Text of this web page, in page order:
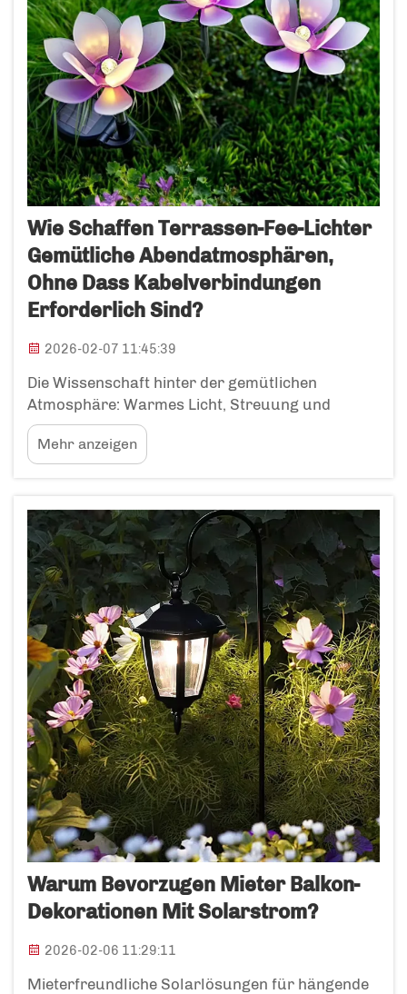
Wie Schaffen Terrassen-Fee-Lichter
Gemütliche Abendatmosphären,
Ohne Dass Kabelverbindungen
Erforderlich Sind?
2026-02-07 11:45:39
Die Wissenschaft hinter der gemütlichen
Atmosphäre: Warmes Licht, Streuung und
psychologischer Komfort. Warum warmweiße
(2700 K–3000 K), lichtschwache Feenlichter
angeborene Sicherheits- und
warmweißen Bereich von etwa 2700 K bis 3000 K
wirkt ...
Mehr anzeigen
Warum Bevorzugen Mieter Balkon-
Dekorationen Mit Solarstrom?
2026-02-06 11:29:11
Mieterfreundliche Solarlösungen für hängende